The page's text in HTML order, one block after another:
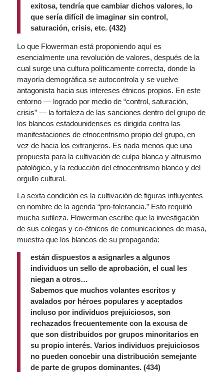
exitosa, tendría que cambiar dichos valores, lo
que sería difícil de imaginar sin control,
saturación, crisis, etc. (432)
Lo que Flowerman está proponiendo aquí es
esencialmente una revolución de valores, después de la
cual surge una cultura políticamente correcta, donde la
mayoría demográfica se autocontrola y se vuelve
antagonista hacia sus intereses étnicos propios. En este
entorno — logrado por medio de “control, saturación,
crisis” — la fortaleza de las sanciones dentro del grupo de
los blancos estadounidenses es dirigida contra las
manifestaciones de etnocentrismo propio del grupo, en
vez de hacia los extranjeros. Es nada menos que una
propuesta para la cultivación de culpa blanca y altruismo
patológico, y la reducción del etnocentrismo blanco y del
orgullo cultural.
La sexta condición es la cultivación de figuras influyentes
en nombre de la agenda “pro-tolerancia.” Esto requirió
mucha sutileza. Flowerman escribe que la investigación
de sus colegas y co-étnicos de comunicaciones de masa,
muestra que los blancos de su propaganda:
están dispuestos a asignarles a algunos
individuos un sello de aprobación, el cual les
niegan a otros…
Sabemos que muchos volantes escritos y
avalados por héroes populares y aceptados
incluso por individuos prejuiciosos, son
rechazados frecuentemente con la excusa de
que son distribuidos por grupos minoritarios en
su propio interés. Varios individuos prejuiciosos
no pueden concebir una distribución semejante
de parte de grupos dominantes. (434)